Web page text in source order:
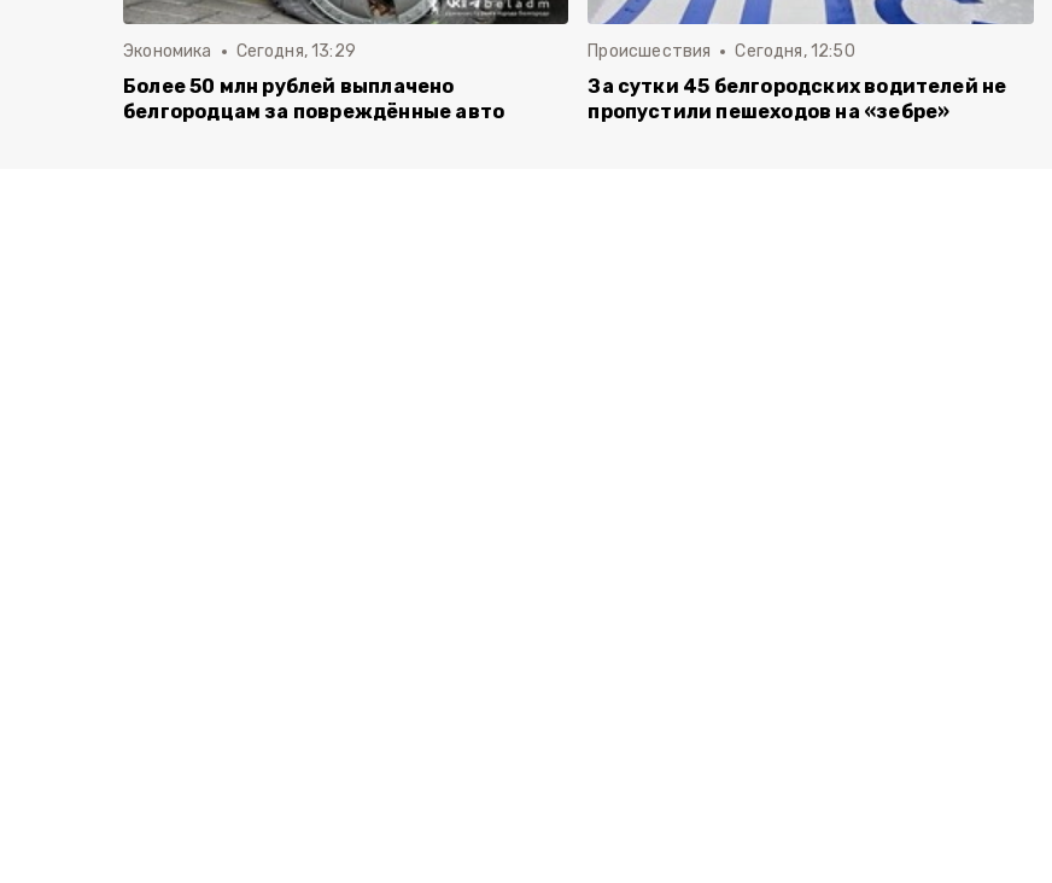
Экономика Сегодня, 13:29
Более 50 млн рублей выплачено
белгородцам за повреждённые авто
Происшествия Сегодня, 12:50
За сутки 45 белгородских водителей не
пропустили пешеходов на «зебре»